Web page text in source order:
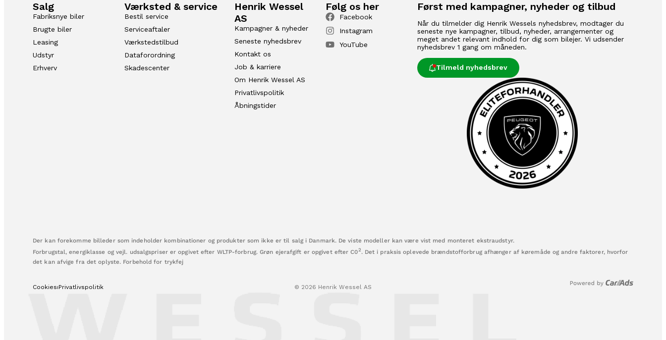
Salg
Fabriksnye biler
Brugte biler
Leasing
Udstyr
Erhverv
Værksted & service
Bestil service
Serviceaftaler
Værkstedstilbud
Dataforordning
Skadescenter
Henrik Wessel
AS
Kampagner & nyheder
Seneste nyhedsbrev
Kontakt os
Job & karriere
Om Henrik Wessel AS
Privatlivspolitik
Åbningstider
Følg os her
Facebook
Instagram
YouTube
Først med kampagner, nyheder og tilbud
Når du tilmelder dig Henrik Wessels nyhedsbrev, modtager du
seneste nye kampagner, tilbud, nyheder, arrangementer og
meget andet relevant indhold for dig som bilejer. Vi udsender
nyhedsbrev 1 gang om måneden.
Tilmeld nyhedsbrev
Der kan forekomme billeder som indeholder kombinationer og produkter som ikke er til salg i Danmark. De viste modeller kan være vist med monteret ekstraudstyr.
Forbrugstal, energiklasse og vejl. udsalgspriser er opgivet efter WLTP-forbrug. Grøn ejerafgift er opgivet efter C02. Det i praksis oplevede brændstofforbrug afhænger af køremåde og andre faktorer, hvorfor
det kan afvige fra det oplyste. Forbehold for trykfej
Cookies⏐Privatlivspolitik​ © 2026 Henrik Wessel AS